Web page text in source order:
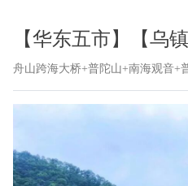
【华东五市】【乌
舟山跨海大桥+普陀山+南海观音+